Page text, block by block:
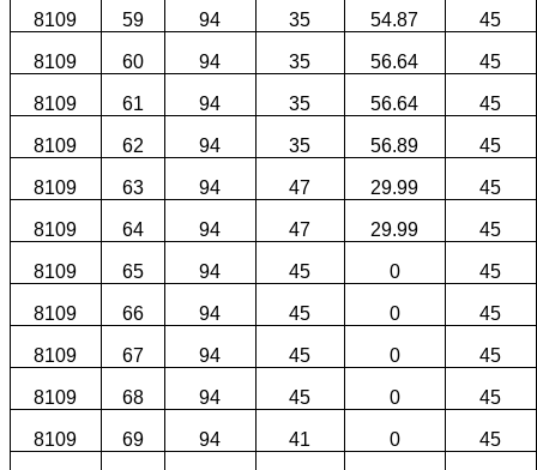
8109 59 94 35 54.87 45
8109 60 94 35 56.64 45
8109 61 94 35 56.64 45
8109 62 94 35 56.89 45
8109 63 94 47 29.99 45
8109 64 94 47 29.99 45
8109 65 94 45 0 45
8109 66 94 45 0 45
8109 67 94 45 0 45
8109 68 94 45 0 45
8109 69 94 41 0 45